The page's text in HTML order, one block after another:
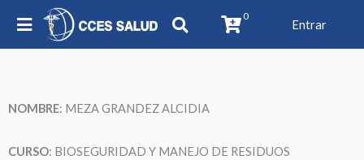
0
Entrar
NOMBRE: MEZA GRANDEZ ALCIDIA
CURSO: BIOSEGURIDAD Y MANEJO DE RESIDUOS